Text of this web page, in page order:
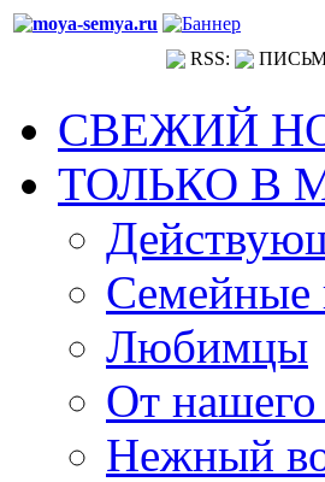
RSS:
СВЕЖИЙ
ТОЛЬКО В
Семейные
Любимцы
От нашего
Нежный